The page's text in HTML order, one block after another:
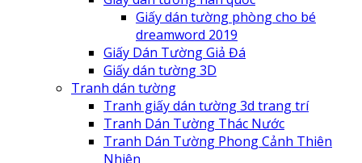
Giấy dán tường phòng cho bé
dreamword 2019
Giấy Dán Tường Giả Đá
Giấy dán tường 3D
Tranh dán tường
Tranh giấy dán tường 3d trang trí
Tranh Dán Tường Thác Nước
Tranh Dán Tường Phong Cảnh Thiên
Nhiên